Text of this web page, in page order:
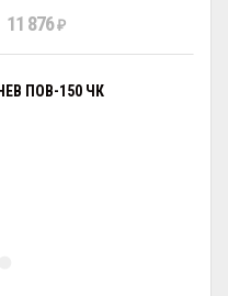
11 876₽
ПОВ-150 ЧК